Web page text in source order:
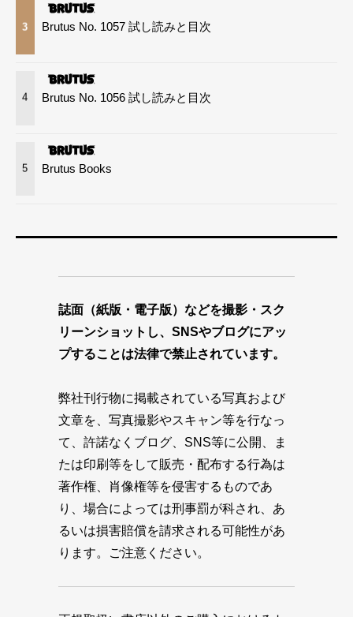
3 Brutus No. 1057 試し読みと目次
4 Brutus No. 1056 試し読みと目次
5 Brutus Books
誌面（紙版・電子版）などを撮影・スク
リーンショットし、SNSやブログにアッ
プすることは法律で禁止されています。
弊社刊行物に掲載されている写真および
文章を、写真撮影やスキャン等を行なっ
て、許諾なくブログ、SNS等に公開、ま
たは印刷等をして販売・配布する行為は
著作権、肖像権等を侵害するものであ
り、場合によっては刑事罰が科され、あ
るいは損害賠償を請求される可能性があ
ります。ご注意ください。